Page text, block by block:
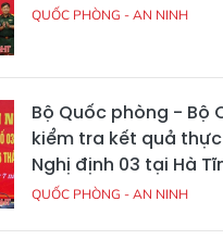
QUỐC PHÒNG - AN NINH
Bộ Quốc phòng - Bộ
kiểm tra kết quả
Nghị định 03 tại Hà
QUỐC PHÒNG - AN NINH